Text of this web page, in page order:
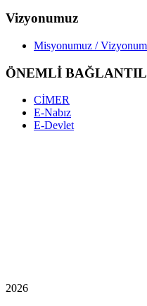
Vizyonumuz
Misyonumuz /
ÖNEMLİ
CİMER
E-Nabız
E-Devlet
2026